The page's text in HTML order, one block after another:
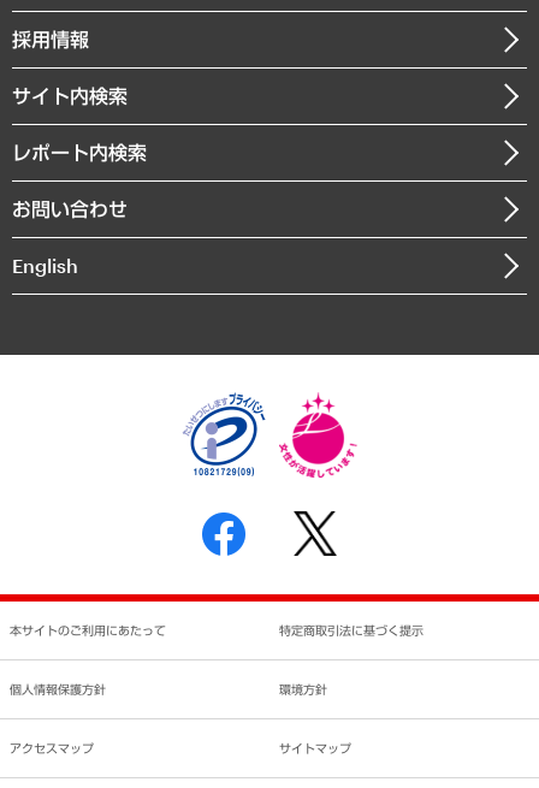
GRC（ガバナンス・リスク・コンプライアンス）・防災（政策）
経済・産業・雇用・労働
まちづくり・観光・交通・スポーツ・スマートシティ
自然資源・農林水産業・食料システム
経営用語集
受託・受注実績（官公庁関連）
メディア掲載・出演
社長メッセージ
会社概要
沿革
組織図・本部部室紹介
インドネシア現地法人
個人情報保護方針
反社会的勢力に対する基本方針
書面による個人情報の開示等の請求の手続きについて
ニュースリリース
お知らせ
採用情報
サイト内検索
レポート内検索
お問い合わせ
English
本サイトのご利用にあたって 特定商取引法に基づく提示
個人情報保護方針 環境方針
アクセスマップ サイトマップ